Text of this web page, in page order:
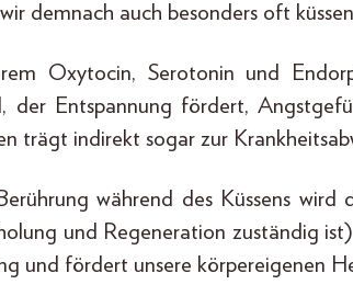
demnach auch besonders oft
Oxytocin, Serotonin und
der Entspannung fördert,
trägt indirekt sogar zur
während des Küssens wird
und Regeneration zuständig
und fördert unsere körpereigenen